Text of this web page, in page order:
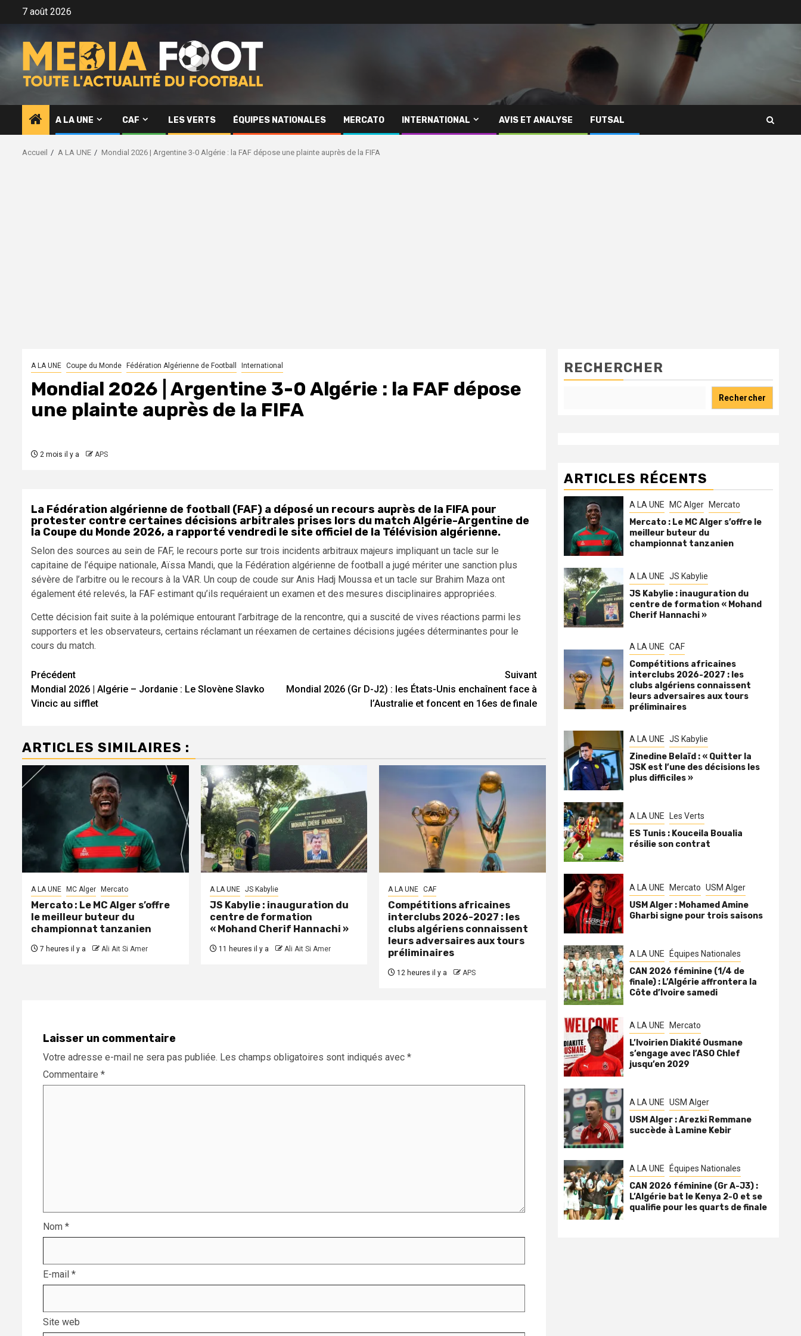
7 août 2026
A LA UNE CAF LES VERTS ÉQUIPES NATIONALES MERCATO INTERNATIONAL AVIS ET ANALYSE FUTSAL
Accueil A LA UNE Mondial 2026 | Argentine 3-0 Algérie : la FAF dépose une plainte auprès de la FIFA
A LA UNE Coupe du Monde Fédération Algérienne de Football International
Mondial 2026 | Argentine 3-0 Algérie : la FAF dépose
une plainte auprès de la FIFA
2 mois il y a APS
La Fédération algérienne de football (FAF) a déposé un recours auprès de la FIFA pour
protester contre certaines décisions arbitrales prises lors du match Algérie-Argentine de
la Coupe du Monde 2026, a rapporté vendredi le site officiel de la Télévision algérienne.
Selon des sources au sein de FAF, le recours porte sur trois incidents arbitraux majeurs impliquant un tacle sur le
capitaine de l’équipe nationale, Aïssa Mandi, que la Fédération algérienne de football a jugé mériter une sanction plus
sévère de l’arbitre ou le recours à la VAR. Un coup de coude sur Anis Hadj Moussa et un tacle sur Brahim Maza ont
également été relevés, la FAF estimant qu’ils requéraient un examen et des mesures disciplinaires appropriées.
Cette décision fait suite à la polémique entourant l’arbitrage de la rencontre, qui a suscité de vives réactions parmi les
supporters et les observateurs, certains réclamant un réexamen de certaines décisions jugées déterminantes pour le
cours du match.
Navigation
d’article
Précédent
Mondial 2026 | Algérie – Jordanie : Le Slovène Slavko
Vincic au sifflet
Suivant
Mondial 2026 (Gr D-J2) : les États-Unis enchaînent face à
l’Australie et foncent en 16es de finale
ARTICLES SIMILAIRES :
A LA UNE MC Alger Mercato
Mercato : Le MC Alger s’offre
le meilleur buteur du
championnat tanzanien
7 heures il y a Ali Ait Si Amer
A LA UNE JS Kabylie
JS Kabylie : inauguration du
centre de formation
« Mohand Cherif Hannachi »
11 heures il y a Ali Ait Si Amer
A LA UNE CAF
Compétitions africaines
interclubs 2026-2027 : les
clubs algériens connaissent
leurs adversaires aux tours
préliminaires
12 heures il y a APS
Laisser un commentaire
Votre adresse e-mail ne sera pas publiée. Les champs obligatoires sont indiqués avec *
Commentaire *
Nom *
E-mail *
Site web
RECHERCHER
Rechercher
ARTICLES RÉCENTS
A LA UNE MC Alger Mercato
Mercato : Le MC Alger s’offre le
meilleur buteur du
championnat tanzanien
A LA UNE JS Kabylie
JS Kabylie : inauguration du
centre de formation « Mohand
Cherif Hannachi »
A LA UNE CAF
Compétitions africaines
interclubs 2026-2027 : les
clubs algériens connaissent
leurs adversaires aux tours
préliminaires
A LA UNE JS Kabylie
Zinedine Belaïd : « Quitter la
JSK est l’une des décisions les
plus difficiles »
A LA UNE Les Verts
ES Tunis : Kouceila Boualia
résilie son contrat
A LA UNE Mercato USM Alger
USM Alger : Mohamed Amine
Gharbi signe pour trois saisons
A LA UNE Équipes Nationales
CAN 2026 féminine (1/4 de
finale) : L’Algérie affrontera la
Côte d’Ivoire samedi
A LA UNE Mercato
L’Ivoirien Diakité Ousmane
s’engage avec l’ASO Chlef
jusqu’en 2029
A LA UNE USM Alger
USM Alger : Arezki Remmane
succède à Lamine Kebir
A LA UNE Équipes Nationales
CAN 2026 féminine (Gr A-J3) :
L’Algérie bat le Kenya 2-0 et se
qualifie pour les quarts de finale